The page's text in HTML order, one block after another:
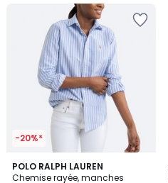
-20%*
POLO RALPH LAUREN
Chemise rayée, manches
4,4
/ 5